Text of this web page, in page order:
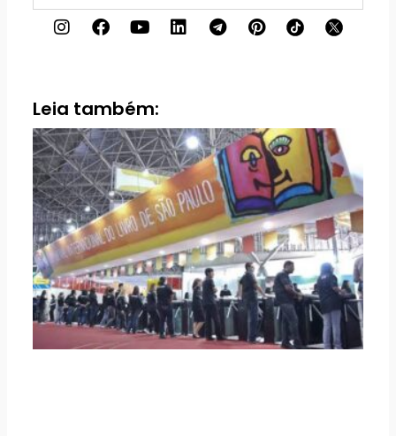
I
n
g
r
a
m
F
a
o
o
k
Y
o
b
e
L
i
i
n
T
e
a
m
P
i
e
s
t
Leia também: